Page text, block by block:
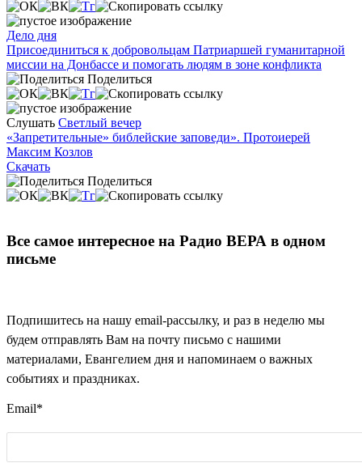
Дело дня
Присоединиться к добровольцам Патриаршей гуманитарной
миссии на Донбассе и помогать людям в зоне конфликта
Поделиться
Слушать Светлый вечер
«Запретительные» библейские заповеди». Протоиерей
Максим Козлов
Скачать
Поделиться
Все самое интересное на Радио ВЕРА в одном
письме
Подпишитесь на нашу email-рассылку, и раз в неделю мы
будем отправлять Вам на почту письмо с нашими
материалами, Евангелием дня и напоминаем о важных
событиях и праздниках.
Email*